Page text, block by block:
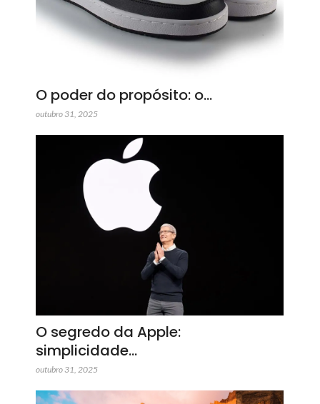
O poder do propósito: o…
outubro 31, 2025
O segredo da Apple:
simplicidade…
outubro 31, 2025